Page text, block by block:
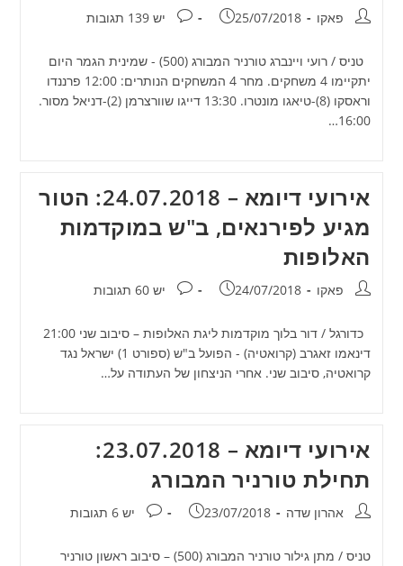
מחבר:פאקו פורסם:
25/07/2018 תגובות:
יש 139 תגובות
טניס / רועי ויינברג טורניר המבורג (500) - שמינית הגמר היום
יתקיימו 4 משחקים. מחר 4 המשחקים הנותרים: 12:00 פרננדו
וראסקו (8)-טיאגו מונטרו. 13:30 דייגו שוורצרמן (2)-דניאל מסור.
16:00…
אירועי דיומא – 24.07.2018: הטור
מגיע לפירנאים, ב"ש במוקדמות
האלופות
מחבר:פאקו פורסם:
24/07/2018 תגובות:
יש 60 תגובות
כדורגל / דור בלוך מוקדמות ליגת האלופות – סיבוב שני 21:00
דינאמו זאגרב (קרואטיה) - הפועל ב"ש (ספורט 1) ישראל נגד
קרואטיה, סיבוב שני. אחרי הניצחון של העתודה על…
אירועי דיומא – 23.07.2018:
תחילת טורניר המבורג
מחבר:אהרון שדה פורסם:
23/07/2018 תגובות:
יש 6 תגובות
טניס / מתן גילור טורניר המבורג (500) – סיבוב ראשון טורניר